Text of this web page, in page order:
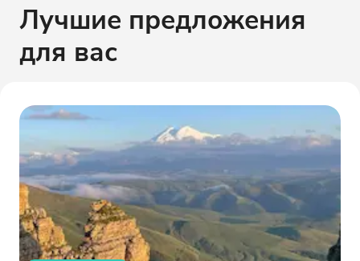
Лучшие предложения
для вас